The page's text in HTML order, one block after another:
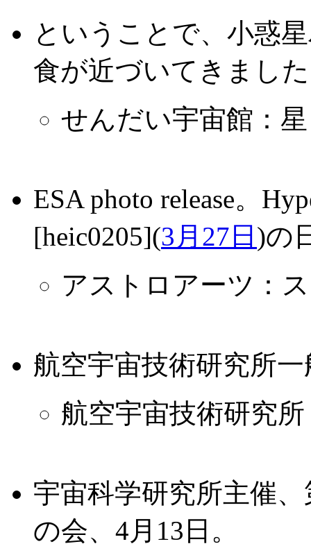
ということで、小惑
食が近づいてきまし
せんだい宇宙館：
ESA photo release。
[heic0205](3月27日 )の
アストロアーツ：
航空宇宙技術研究所
航空宇宙技術研究
宇宙科学研究所主催
の会、4月13日。